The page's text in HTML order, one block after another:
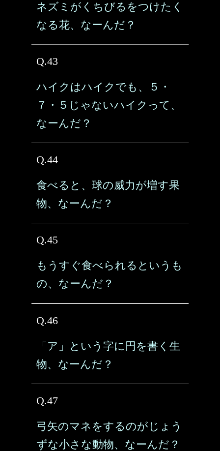
ネズミがくちびるをつけたく
なる花、なーんだ？
Q.43
ハイクはハイクでも、５・
７・５じゃないハイクって、
なーんだ？
Q.44
食べると、球の威力が増す果
物、なーんだ？
Q.45
もうすぐ食べられるというも
の、なーんだ？
Q.46
「ア」という字に円を書く生
物、なーんだ？
Q.47
弓矢のマネをするのがじょう
ずな小さな動物、なーんだ？